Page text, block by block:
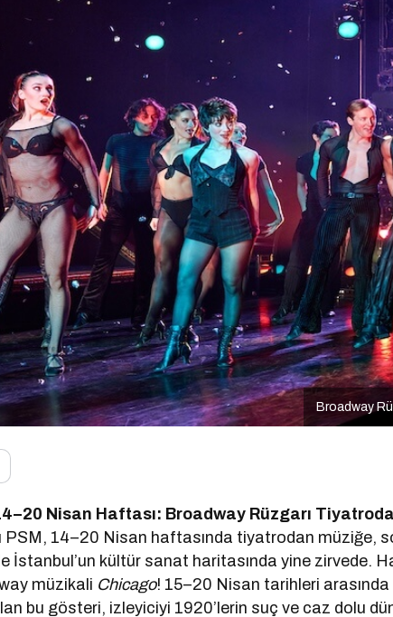
Broadway
Nisan Haftası: Broadway Rüzgarı
PSM, 14–20 Nisan haftasında tiyatrodan müziğe,
İstanbul’un kültür sanat haritasında yine zirvede.
müzikali Chicago! 15–20 Nisan tarihleri
bu gösteri, izleyiciyi 1920’lerin suç ve caz dolu